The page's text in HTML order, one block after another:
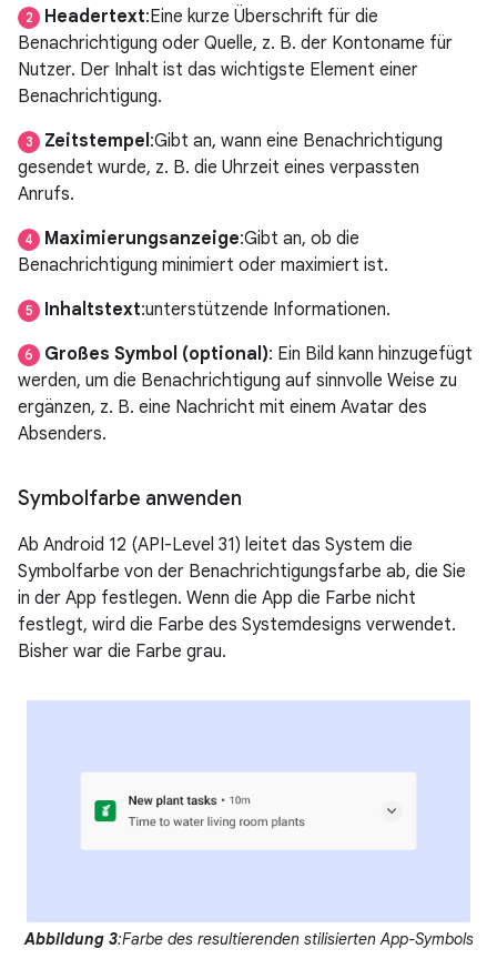
2 Headertext:Eine kurze Überschrift für die
Benachrichtigung oder Quelle, z. B. der Kontoname für
Nutzer. Der Inhalt ist das wichtigste Element einer
Benachrichtigung.
3 Zeitstempel:Gibt an, wann eine Benachrichtigung
gesendet wurde, z. B. die Uhrzeit eines verpassten
Anrufs.
4 Maximierungsanzeige:Gibt an, ob die
Benachrichtigung minimiert oder maximiert ist.
5 Inhaltstext:unterstützende Informationen.
6 Großes Symbol (optional): Ein Bild kann hinzugefügt
werden, um die Benachrichtigung auf sinnvolle Weise zu
ergänzen, z. B. eine Nachricht mit einem Avatar des
Absenders.
Symbolfarbe anwenden
Ab Android 12 (API-Level 31) leitet das System die
Symbolfarbe von der Benachrichtigungsfarbe ab, die Sie
in der App festlegen. Wenn die App die Farbe nicht
festlegt, wird die Farbe des Systemdesigns verwendet.
Bisher war die Farbe grau.
Abbildung 3:Farbe des resultierenden stilisierten App-Symbols